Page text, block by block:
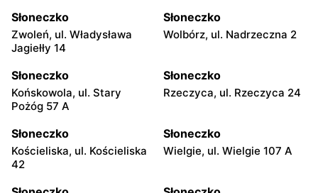
Słoneczko
Zwoleń, ul. Władysława
Jagiełły 14
Słoneczko
Wolbórz, ul. Nadrzeczna 2
Słoneczko
Końskowola, ul. Stary
Pożóg 57 A
Słoneczko
Rzeczyca, ul. Rzeczyca 24
Słoneczko
Kościeliska, ul. Kościeliska
42
Słoneczko
Wielgie, ul. Wielgie 107 A